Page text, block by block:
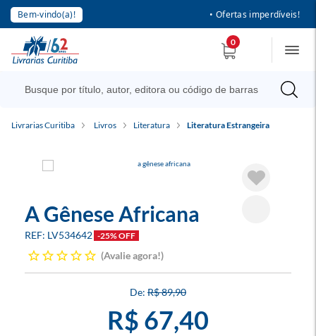
Bem-vindo(a)! • Ofertas imperdíveis!
0
Livrarias Curitiba Livros Literatura Literatura Estrangeira
A Gênese Africana
LV534642 -25% OFF
Avalie agora!
R$ 89,90
R$ 67,40